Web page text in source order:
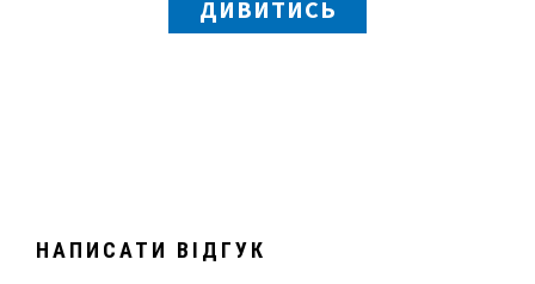
ДИВИТИСЬ
НАПИСАТИ ВІДГУК